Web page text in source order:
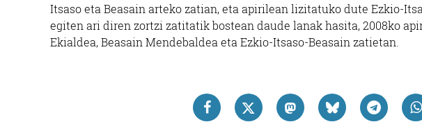
Itsaso eta Beasain arteko zatian, eta apirilean lizitatuko dute Ezkio-
egiten ari diren zortzi zatitatik bostean daude lanak hasita, 2008ko
Ekialdea, Beasain Mendebaldea eta Ezkio-Itsaso-Beasain zatietan.